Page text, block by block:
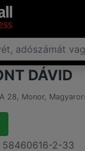
tulajdonjog
DÁVID
28, Monor,
58460616-2-33